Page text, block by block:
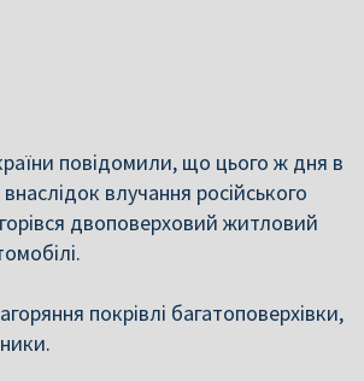
повідомили, що цього ж дня в
влучання російського
двоповерховий житловий
покрівлі багатоповерхівки,